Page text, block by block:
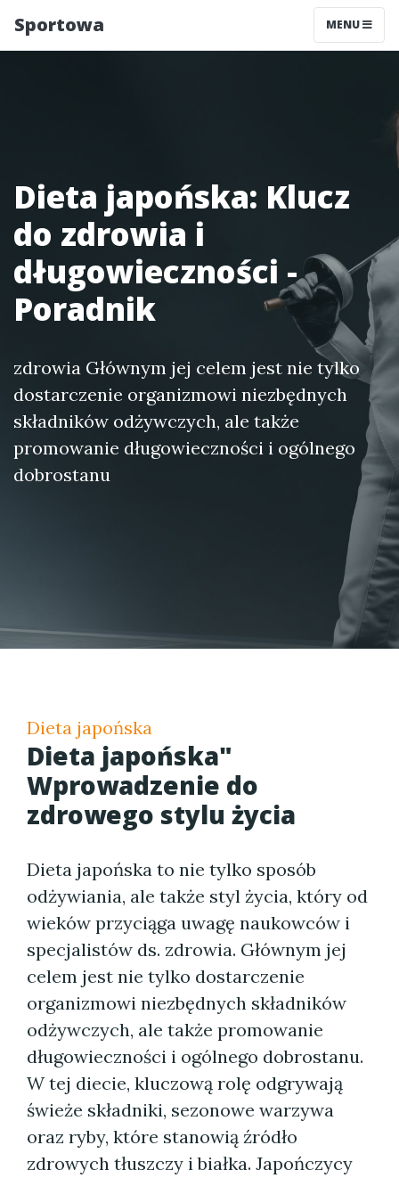
Sportowa MENU
Dieta japońska: Klucz
do zdrowia i
długowieczności -
Poradnik
zdrowia Głównym jej celem jest nie tylko
dostarczenie organizmowi niezbędnych
składników odżywczych, ale także
promowanie długowieczności i ogólnego
dobrostanu
Dieta japońska
Dieta japońska"
Wprowadzenie do
zdrowego stylu życia
Dieta japońska to nie tylko sposób
odżywiania, ale także styl życia, który od
wieków przyciąga uwagę naukowców i
specjalistów ds. zdrowia. Głównym jej
celem jest nie tylko dostarczenie
organizmowi niezbędnych składników
odżywczych, ale także promowanie
długowieczności i ogólnego dobrostanu.
W tej diecie, kluczową rolę odgrywają
świeże składniki, sezonowe warzywa
oraz ryby, które stanowią źródło
zdrowych tłuszczy i białka. Japończycy